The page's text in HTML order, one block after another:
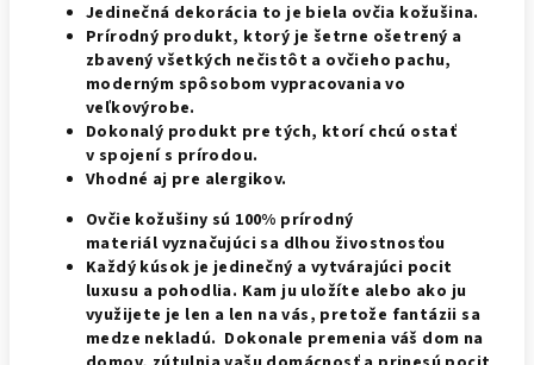
Jedinečná dekorácia to je biela ovčia kožušina.
Prírodný produkt, ktorý je šetrne ošetrený a
zbavený všetkých nečistôt a ovčieho pachu,
moderným spôsobom vypracovania vo
veľkovýrobe.
Dokonalý produkt pre tých, ktorí chcú ostať
v spojení s prírodou.
Vhodné aj pre alergikov.
Ovčie kožušiny sú 100% prírodný
materiál vyznačujúci sa dlhou živostnosťou
Každý kúsok je jedinečný a vytvárajúci pocit
luxusu a pohodlia. Kam ju uložíte alebo ako ju
využijete je len a len na vás, pretože fantázii sa
medze nekladú. Dokonale premenia váš dom na